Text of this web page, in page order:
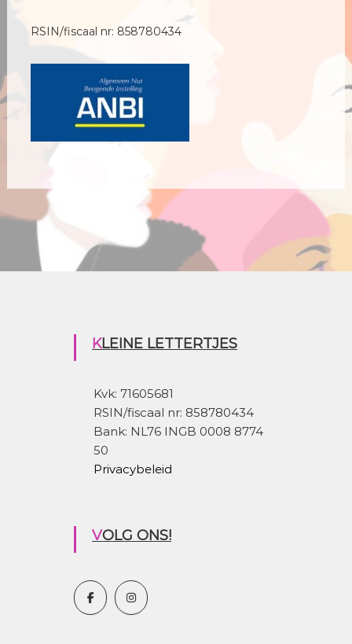
RSIN/fiscaal nr: 858780434
KLEINE LETTERTJES
Kvk: 71605681
RSIN/fiscaal nr: 858780434
Bank: NL76 INGB 0008 8774
50
Privacybeleid
VOLG ONS!